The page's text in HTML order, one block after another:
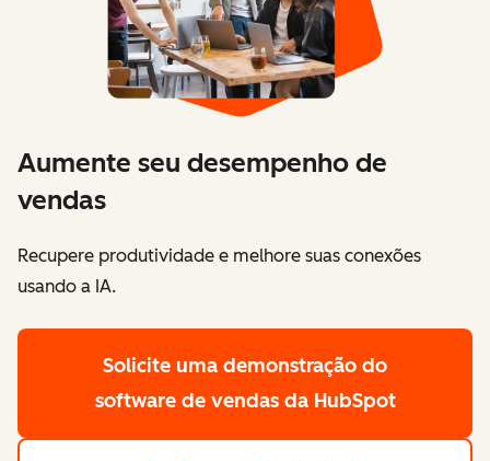
Aumente seu desempenho de
vendas
Recupere produtividade e melhore suas conexões
usando a IA.
Solicite uma demonstração do
software de vendas da HubSpot